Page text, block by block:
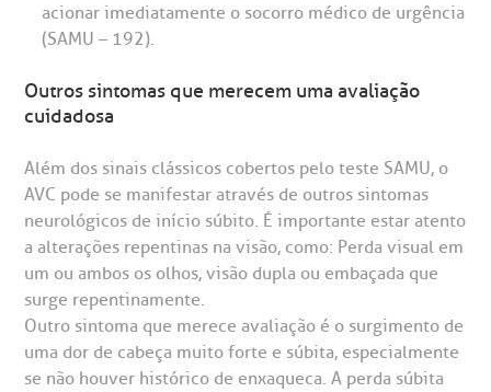
acionar imediatamente o socorro médico de urgência
(SAMU – 192).
Outros sintomas que merecem uma avaliação
cuidadosa
Além dos sinais clássicos cobertos pelo teste SAMU, o
AVC pode se manifestar através de outros sintomas
neurológicos de início súbito. É importante estar atento
a alterações repentinas na visão, como: Perda visual em
um ou ambos os olhos, visão dupla ou embaçada que
surge repentinamente.
Outro sintoma que merece avaliação é o surgimento de
uma dor de cabeça muito forte e súbita, especialmente
se não houver histórico de enxaqueca. A perda súbita